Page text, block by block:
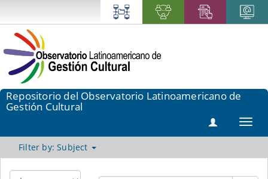
Repositorio del Observatorio Latinoamericano de
Gestión Cultural
Filter by: Subject